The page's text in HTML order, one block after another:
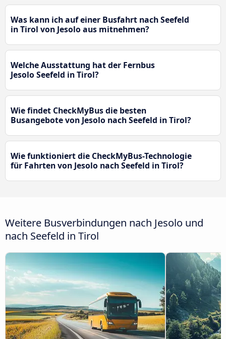
Was kann ich auf einer Busfahrt nach Seefeld
in Tirol von Jesolo aus mitnehmen?
Welche Ausstattung hat der Fernbus
Jesolo Seefeld in Tirol?
Wie findet CheckMyBus die besten
Busangebote von Jesolo nach Seefeld in Tirol?
Wie funktioniert die CheckMyBus-Technologie
für Fahrten von Jesolo nach Seefeld in Tirol?
Weitere Busverbindungen nach Jesolo und
nach Seefeld in Tirol